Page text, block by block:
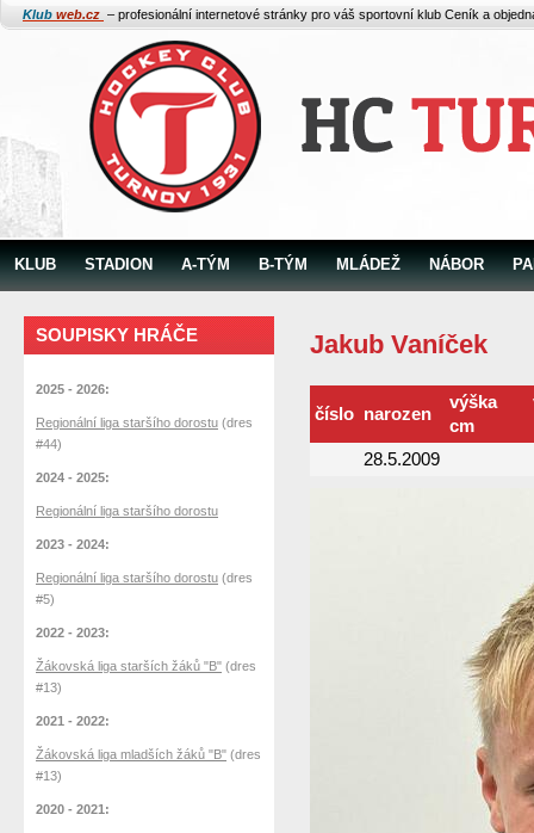
Klub web.cz – profesionální internetové stránky pro váš sportovní klub Ceník a
KLUB STADION A-TÝM B-TÝM MLÁDEŽ NÁBOR
Jakub Vaníček
číslo narozen
výška
cm
28.5.2009
SOUPISKY HRÁČE
2025 - 2026:
Regionální liga staršího dorostu (dres
#44)
2024 - 2025:
Regionální liga staršího dorostu
2023 - 2024:
Regionální liga staršího dorostu (dres
#5)
2022 - 2023:
Žákovská liga starších žáků "B" (dres
#13)
2021 - 2022:
Žákovská liga mladších žáků "B" (dres
#13)
2020 - 2021: